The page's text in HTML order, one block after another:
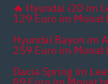
🔥 Hyundai i20 im
129 Euro im Monat
Hyundai Bayon im
259 Euro im Monat
Dacia Spring im